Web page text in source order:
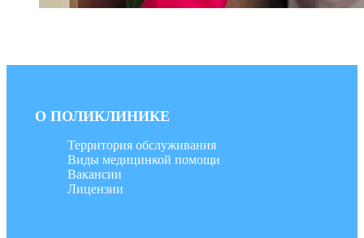
О ПОЛИКЛИНИКЕ
Территория обслуживания
Виды медицинкой помощи
Вакансии
Лицензии